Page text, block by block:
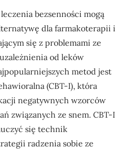
bezsenności mogą
dla farmakoterapii i
się z problemami ze
od leków
metod jest
(CBT-I), która
negatywnych wzorców
związanych ze snem. CBT-I
się technik
radzenia sobie ze